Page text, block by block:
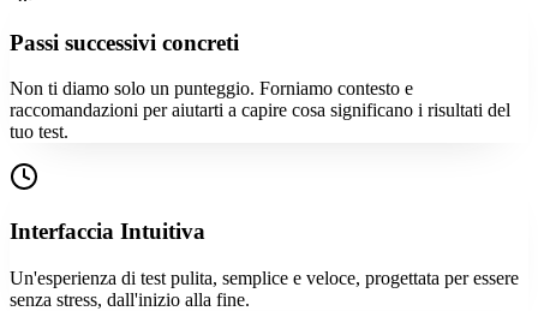
Passi successivi concreti
Non ti diamo solo un punteggio. Forniamo contesto e
raccomandazioni per aiutarti a capire cosa significano i risultati del
tuo test.
Interfaccia Intuitiva
Un'esperienza di test pulita, semplice e veloce, progettata per essere
senza stress, dall'inizio alla fine.